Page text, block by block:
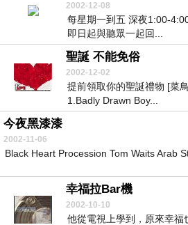
2002-12-08
每星期一到五 深夜1:00-
即日起與聽眾一起回...
聖誕 不能免俗
2002-12-02
提前領取你的聖誕禮物 [菜
1.Badly Drawn Boy...
今夜黑漆漆
2002-11-06
Black Heart Procession Tom Waits Arab
幸福拉Bar機
2002-10-10
他從電視上學到，原來幸